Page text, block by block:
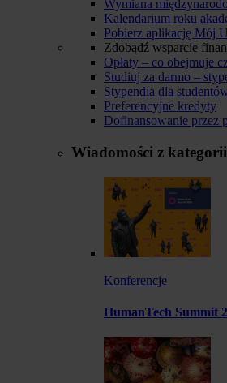
Wymiana
Kalendarium roku
Pobierz aplikację Mój
Zdobądź wsparcie
Opłaty – co obejmuje
Studiuj za darmo –
Stypendia dla
Preferencyjne kredyty
Dofinansowanie przez
Wiadomości z kategorii
Konferencje
HumanTech Summit